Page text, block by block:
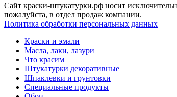
Cайт краски-штукатурки.рф носит
пожалуйста, в отдел продаж компании.
Политика обработки персональных данных
Краски и эмали
Масла, лаки, лазури
Что красим
Штукатурки декоративные
Шпаклевки и грунтовки
Специальные продукты